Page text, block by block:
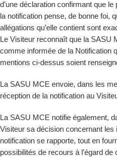
d’une déclaration confirmant que
la notification pense, de bonne foi,
allégations qu’elle contient sont
Le Visiteur reconnaît que la SASU
comme informée de la Notification
mentions ci-dessus soient
La SASU MCE envoie, dans les
réception de la notification au
La SASU MCE notifie également,
Visiteur sa décision concernant les
notification se rapporte, tout en
possibilités de recours à l’égard de